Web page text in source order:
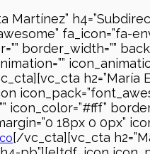
Martínez”
fa_icon=”fa-
border_width=””
h2=”María
icon_color=”#fff”
18px 0 0px”
[/vc_cta][vc_cta